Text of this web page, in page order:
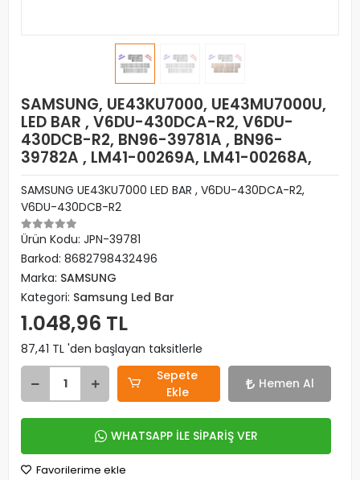
SAMSUNG, UE43KU7000, UE43MU7000U,
LED BAR , V6DU-430DCA-R2, V6DU-
430DCB-R2, BN96-39781A , BN96-
39782A , LM41-00269A, LM41-00268A,
SAMSUNG UE43KU7000 LED BAR , V6DU-430DCA-R2,
V6DU-430DCB-R2
Ürün Kodu: JPN-39781
Barkod: 8682798432496
Marka: SAMSUNG
Kategori: Samsung Led Bar
1.048,96 TL
87,41 TL 'den başlayan taksitlerle
Sepete
Ekle
Hemen Al
WHATSAPP İLE SİPARİŞ VER
Favorilerime ekle